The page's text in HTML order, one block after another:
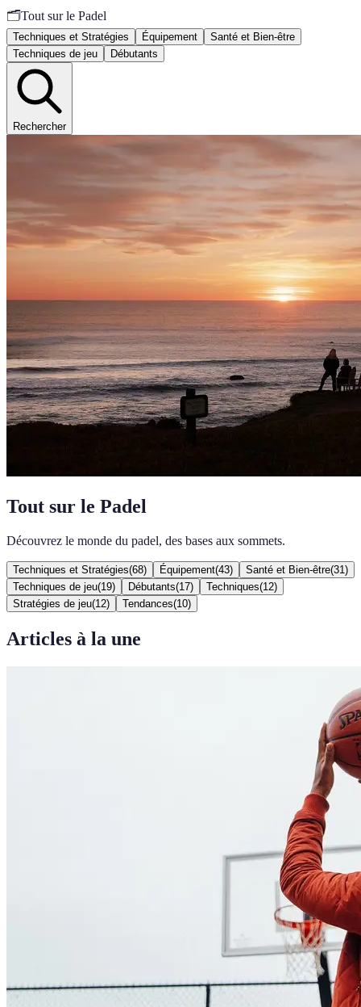
🗂️Tout sur le Padel
Techniques et Stratégies Équipement
Santé et Bien-être
Techniques de jeu
Débutants
Rechercher
Tout sur le Padel
Découvrez le monde du padel, des bases aux sommets.
Techniques et Stratégies(68) Équipement(43) Santé et Bien-être(31 )
Techniques de jeu(19) Débutants(17) Techniques(12)
Stratégies de jeu(12) Tendances(10)
Articles à la une